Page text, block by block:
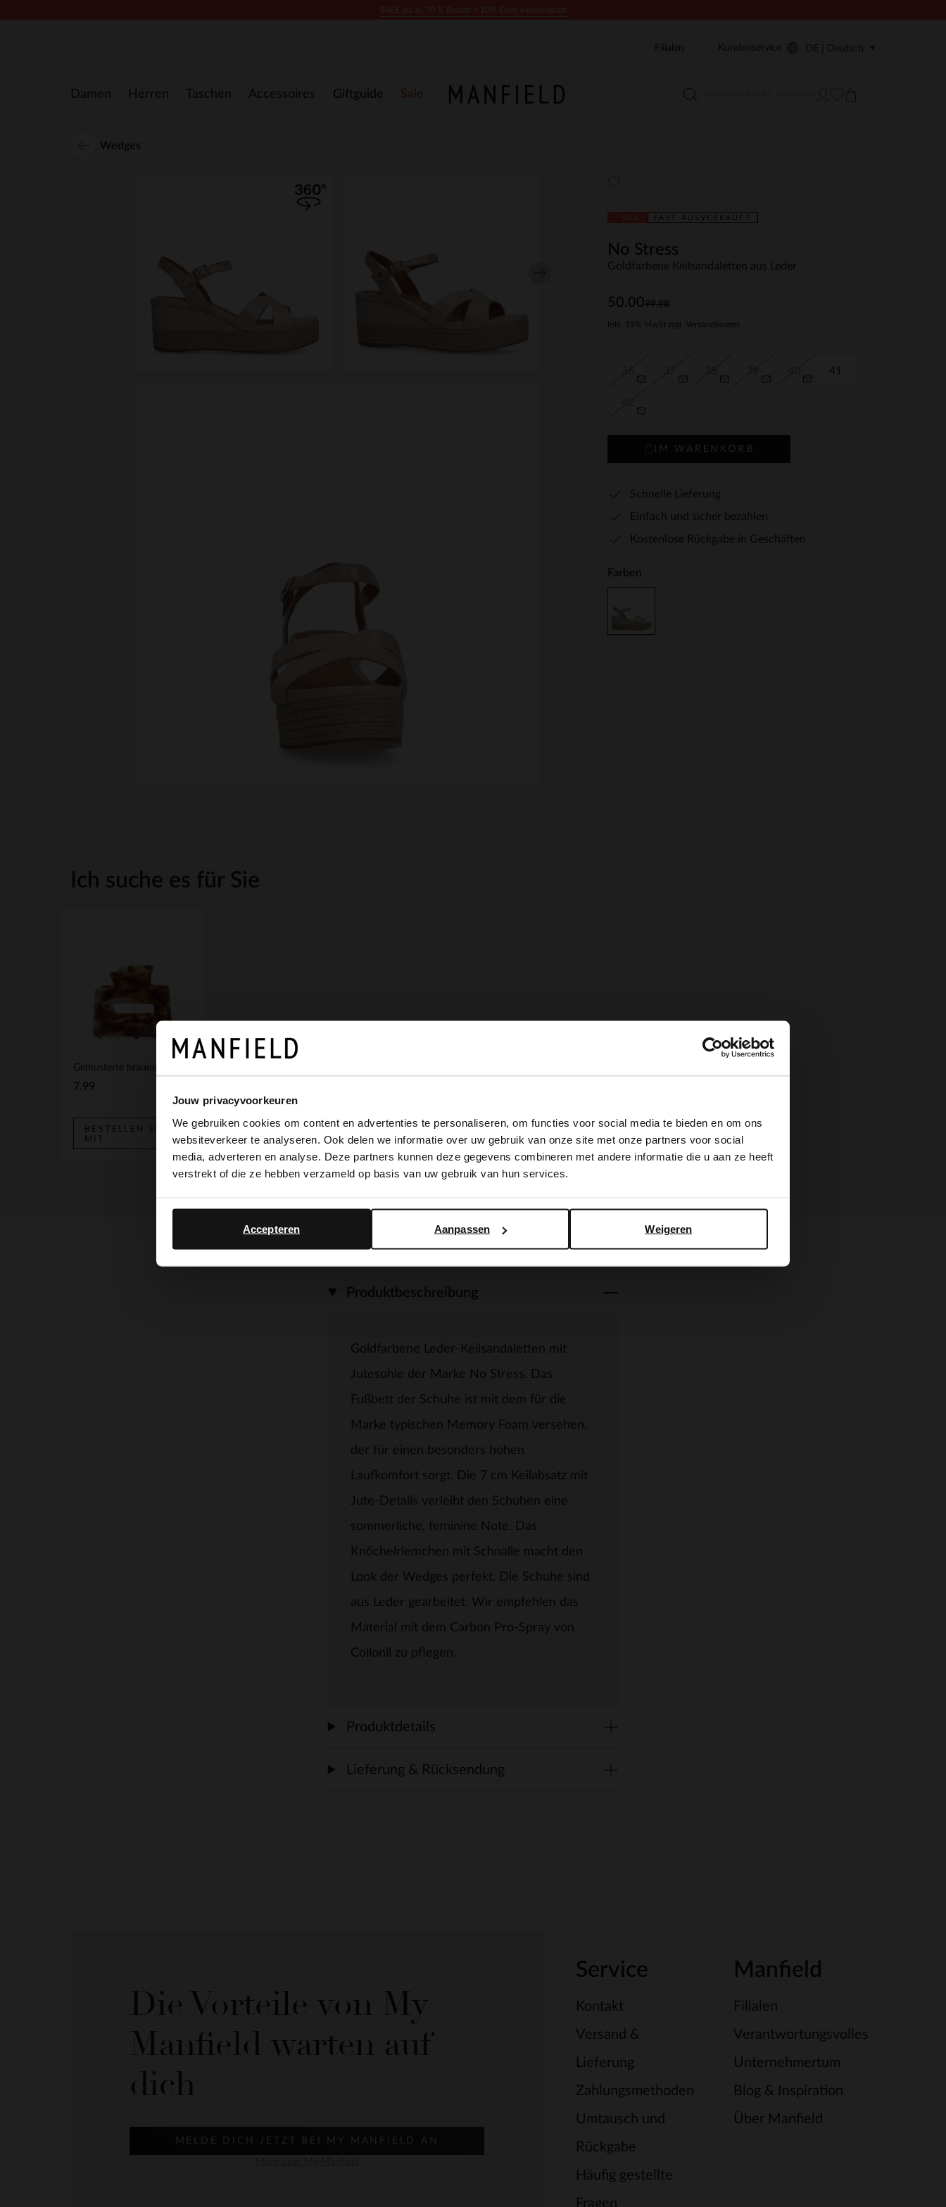
Jouw privacyvoorkeuren
We gebruiken cookies om content en advertenties te personaliseren, om functies voor social media te bieden en om ons
websiteverkeer te analyseren. Ook delen we informatie over uw gebruik van onze site met onze partners voor social
media, adverteren en analyse. Deze partners kunnen deze gegevens combineren met andere informatie die u aan ze heeft
verstrekt of die ze hebben verzameld op basis van uw gebruik van hun services.
Weigeren
Aanpassen
Accepteren
Damen Herren Taschen Accessoires Giftguide Sale
Filialen Kundenservice DE | Deutsch
Wedges
FAST AUSVERKAUFT
No Stress
Goldfarbene Keilsandaletten aus Leder
99.98
50.00
Inkl. 19% MwSt zzgl. Versandkosten
41
IM WARENKORB
Schnelle Lieferung
Einfach und sicher bezahlen
Kostenlose Rückgabe in Geschäften
Farben
Ich suche es für Sie
7.99
BESTELLEN SIE
MIT
Produktbeschreibung
Goldfarbene Leder-Keilsandaletten mit
Jutesohle der Marke No Stress. Das
Fußbett der Schuhe ist mit dem für die
Marke typischen Memory Foam versehen,
der für einen besonders hohen
Laufkomfort sorgt. Die 7 cm Keilabsatz mit
Jute-Details verleiht den Schuhen eine
sommerliche, feminine Note. Das
Knöchelriemchen mit Schnalle macht den
Look der Wedges perfekt. Die Schuhe sind
aus Leder gearbeitet. Wir empfehlen das
Material mit dem Carbon Pro-Spray von
Collonil zu pflegen.
Produktdetails
Lieferung & Rücksendung
Die Vorteile von My
Manfield warten auf
dich
MELDE DICH JETZT BEI MY MANFIELD AN
Service
Kontakt
Versand &
Lieferung
Zahlungsmethoden
Umtausch und
Rückgabe
Häufig gestellte
Fragen
Manfield
Filialen
Verantwortungsvolles
Unternehmertum
Blog & Inspiration
Über Manfield
×
It looks like your language isn't Dutch. Would you like to